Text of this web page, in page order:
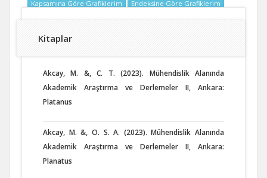
Kapsamına Göre Grafiklerim
Endeksine Göre Grafiklerim
Kitaplar
Akcay, M. &, C. T. (2023). Mühendislik Alanında
Akademik Araştırma ve Derlemeler II, Ankara:
Platanus
Akcay, M. &, O. S. A. (2023). Mühendislik Alanında
Akademik Araştırma ve Derlemeler II, Ankara:
Planatus